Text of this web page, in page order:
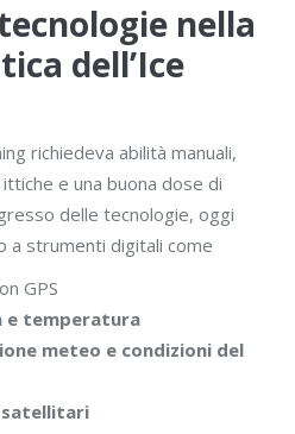
nella
dell’Ice
richiedeva abilità manuali,
e una buona dose di
delle tecnologie, oggi
a strumenti digitali come
GPS
e temperatura
meteo e condizioni del